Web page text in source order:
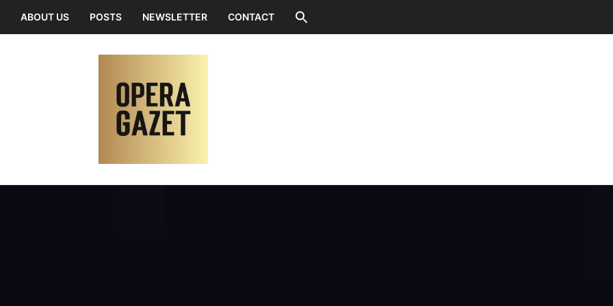
ABOUT US POSTS NEWSLETTER CONTACT